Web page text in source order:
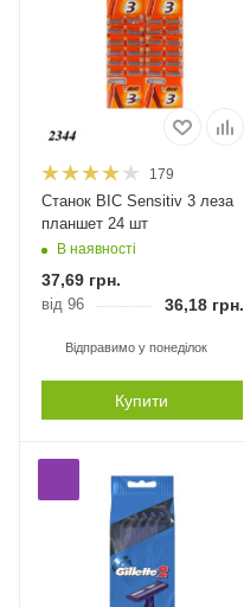
179
Станок BIC Sensitiv 3 леза
планшет 24 шт
В наявності
37,69 грн.
від 96 36,18 грн.
Відправимо у понеділок
Купити